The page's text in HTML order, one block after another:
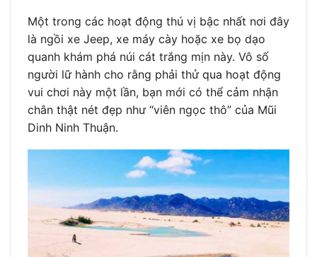
Một trong các hoạt động thú vị bậc nhất nơi đây
là ngồi xe Jeep, xe máy cày hoặc xe bọ dạo
quanh khám phá núi cát trắng mịn này. Vô số
người lữ hành cho rằng phải thử qua hoạt động
vui chơi này một lần, bạn mới có thể cảm nhận
chân thật nét đẹp như “viên ngọc thô” của Mũi
Dinh Ninh Thuận.